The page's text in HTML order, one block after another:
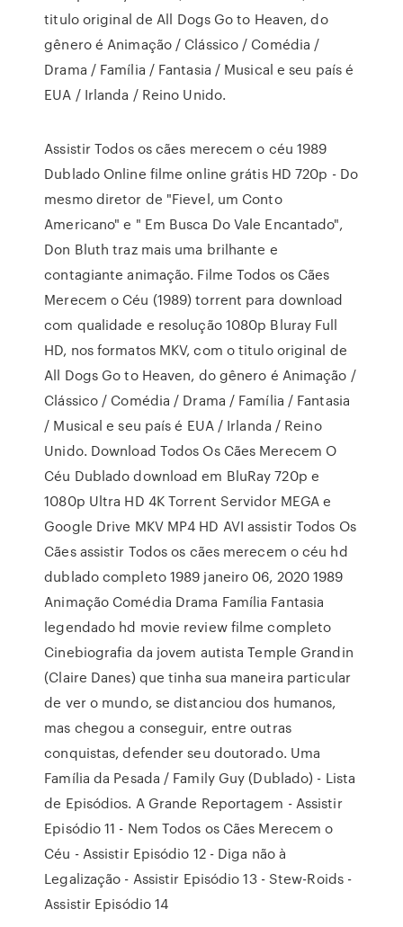
titulo original de All Dogs Go to Heaven, do
gênero é Animação / Clássico / Comédia /
Drama / Família / Fantasia / Musical e seu país é
EUA / Irlanda / Reino Unido.
Assistir Todos os cães merecem o céu 1989
Dublado Online filme online grátis HD 720p - Do
mesmo diretor de "Fievel, um Conto
Americano" e " Em Busca Do Vale Encantado",
Don Bluth traz mais uma brilhante e
contagiante animação. Filme Todos os Cães
Merecem o Céu (1989) torrent para download
com qualidade e resolução 1080p Bluray Full
HD, nos formatos MKV, com o titulo original de
All Dogs Go to Heaven, do gênero é Animação /
Clássico / Comédia / Drama / Família / Fantasia
/ Musical e seu país é EUA / Irlanda / Reino
Unido. Download Todos Os Cães Merecem O
Céu Dublado download em BluRay 720p e
1080p Ultra HD 4K Torrent Servidor MEGA e
Google Drive MKV MP4 HD AVI assistir Todos Os
Cães assistir Todos os cães merecem o céu hd
dublado completo 1989 janeiro 06, 2020 1989
Animação Comédia Drama Família Fantasia
legendado hd movie review filme completo
Cinebiografia da jovem autista Temple Grandin
(Claire Danes) que tinha sua maneira particular
de ver o mundo, se distanciou dos humanos,
mas chegou a conseguir, entre outras
conquistas, defender seu doutorado. Uma
Família da Pesada / Family Guy (Dublado) - Lista
de Episódios. A Grande Reportagem - Assistir
Episódio 11 - Nem Todos os Cães Merecem o
Céu - Assistir Episódio 12 - Diga não à
Legalização - Assistir Episódio 13 - Stew-Roids -
Assistir Episódio 14